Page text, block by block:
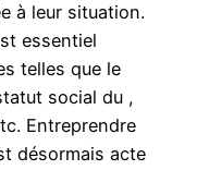
à leur situation.
essentiel
telles que le
social du ,
Entreprendre
désormais acte